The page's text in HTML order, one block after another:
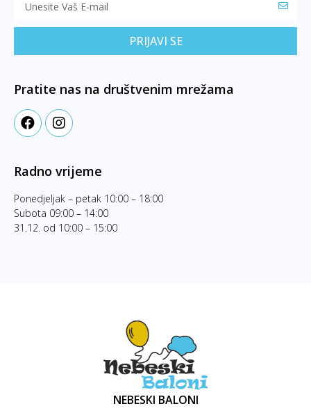
PRIJAVI SE
Pratite nas na društvenim mrežama
Radno vrijeme
Ponedjeljak – petak 10:00 – 18:00
Subota 09:00 – 14:00
31.12. od 10:00 – 15:00
NEBESKI BALONI